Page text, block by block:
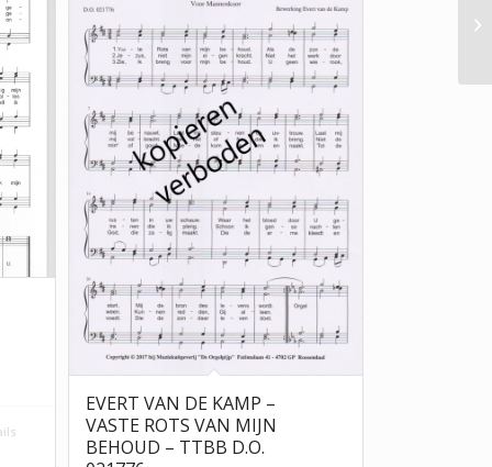
EVERT VAN DE KAMP –
VASTE ROTS VAN MIJN
BEHOUD – TTBB D.O.